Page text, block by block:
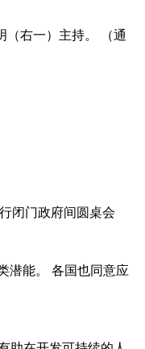
（右一）主持。 （通
闭门政府间圆桌会
潜能。 各国也同意应